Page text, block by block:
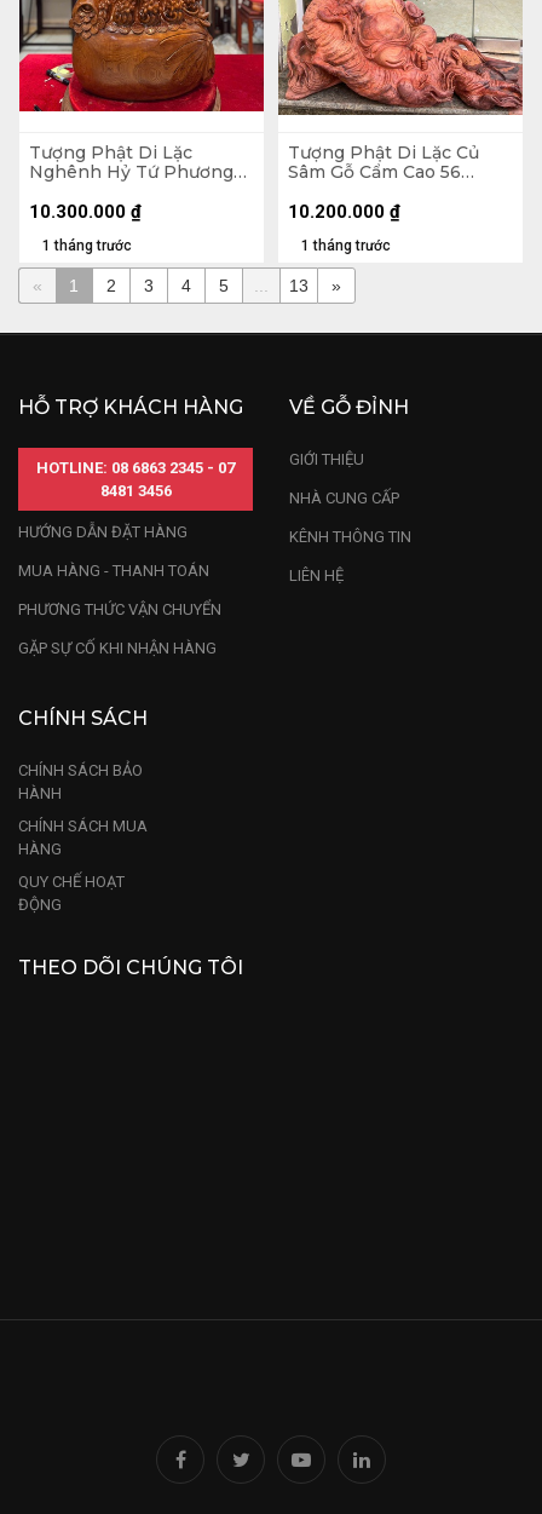
Tượng Phật Di Lặc
Nghênh Hỷ Tứ Phương
Ngang 46 Sâu 23 (cm)
1 tháng trước
10.300.000 ₫
Tượng Phật Di Lặc Củ
Sâm Gỗ Cẩm Cao 56
1 tháng trước
10.200.000 ₫
« 1 2 3 4 5 13 »
HỖ TRỢ KHÁCH HÀNG
HOTLINE: 08 6863 2345 - 07
8481 3456
HƯỚNG DẪN ĐẶT HÀNG
MUA HÀNG - THANH TOÁN
PHƯƠNG THỨC VẬN CHUYỂN
GẶP SỰ CỐ KHI NHẬN HÀNG
VỀ GỖ ĐỈNH
GIỚI THIỆU
NHÀ CUNG CẤP
KÊNH THÔNG TIN
LIÊN HỆ
CHÍNH SÁCH
CHÍNH SÁCH BẢO
HÀNH
CHÍNH SÁCH MUA
HÀNG
QUY CHẾ HOẠT
ĐỘNG
THEO DÕI CHÚNG TÔI